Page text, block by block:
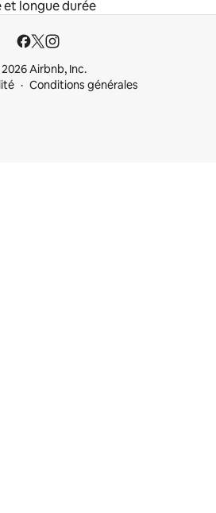
et longue durée
Airbnb, Inc.
Conditions générales